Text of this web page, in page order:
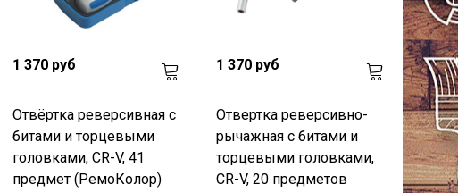
1 370 руб
Отвёртка реверсивная с
битами и торцевыми
головками, CR-V, 41
предмет (РемоКолор)
1 370 руб
Отвертка реверсивно-
рычажная с битами и
торцевыми головками,
CR-V, 20 предметов